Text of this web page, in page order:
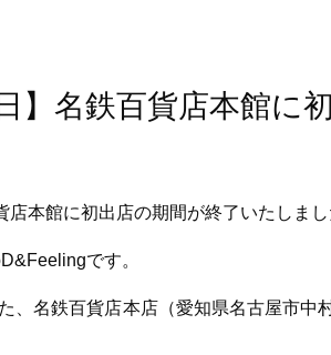
】名鉄百貨店本館に
です。
、名鉄百貨店本店（愛知県名古屋市